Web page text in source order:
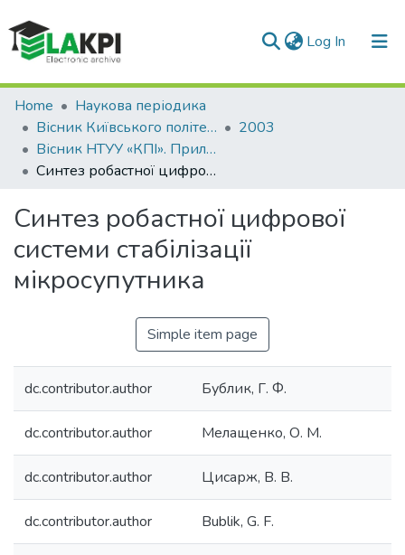
Log In (current)
Communities & Collections
All of DSpace
Statistics
Home
Наукова періодика
Вісник Київського політехнічного інституту. Серія Приладобудування
2003
Вісник НТУУ «КПІ». Приладобудування: збірник наукових праць, Вип. 25
Синтез робастної цифрової системи стабілізації мікросупутника
Синтез робастної цифрової
системи стабілізації
мікросупутника
Simple item page
dc.contributor.author Бублик, Г. Ф.
dc.contributor.author Мелащенко, О. М.
dc.contributor.author Цисарж, В. В.
dc.contributor.author Bublik, G. F.